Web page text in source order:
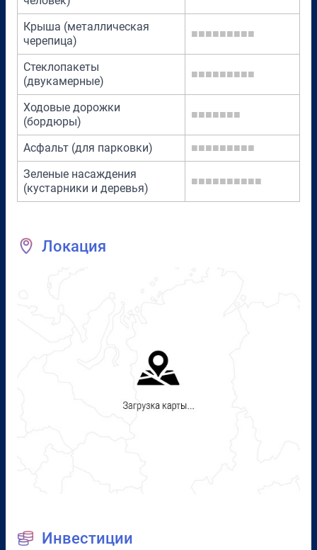
Крыша (металлическая
черепица)
■■■■■■■■■
Стеклопакеты
(двукамерные)
■■■■■■■■■
Ходовые дорожки
(бордюры)
■■■■■■■
Асфальт (для парковки)
■■■■■■■■■
Зеленые насаждения
(кустарники и деревья)
■■■■■■■■■■
Локация
Инвестиции